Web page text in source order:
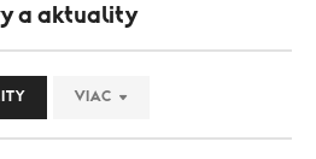
a aktuality
VIAC